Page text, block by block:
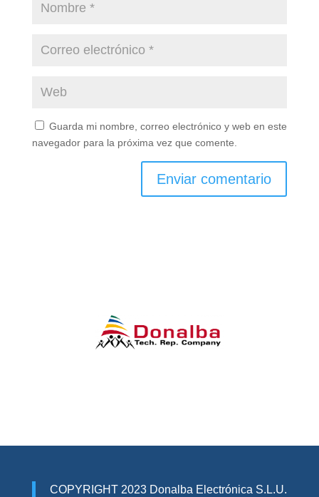
Guarda mi nombre, correo electrónico y web en este
navegador para la próxima vez que comente.
COPYRIGHT 2023 Donalba Electrónica S.L.U.